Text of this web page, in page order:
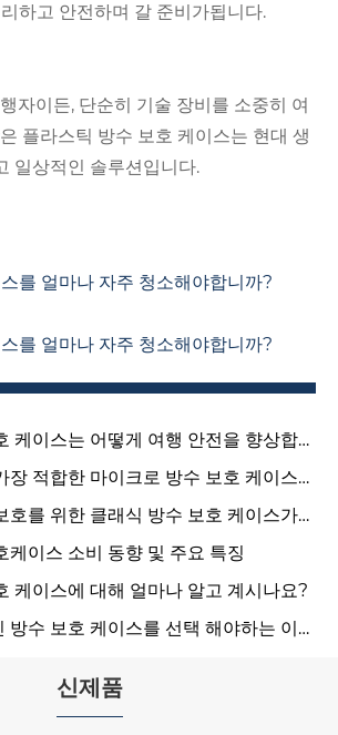
하고 안전하며 갈 준비가됩니다.
자이든, 단순히 기술 장비를 소중히 여
플라스틱 방수 보호 케이스는 현대 생
일상적인 솔루션입니다.
를 얼마나 자주 청소해야합니까?
를 얼마나 자주 청소해야합니까?
케이스는 어떻게 여행 안전을 향상합니
장 적합한 마이크로 방수 보호 케이스를
엇입니까?
호를 위한 클래식 방수 보호 케이스가
이유는 무엇입니까?
케이스 소비 동향 및 주요 특징
케이스에 대해 얼마나 알고 계시나요?
방수 보호 케이스를 선택 해야하는 이유
신제품